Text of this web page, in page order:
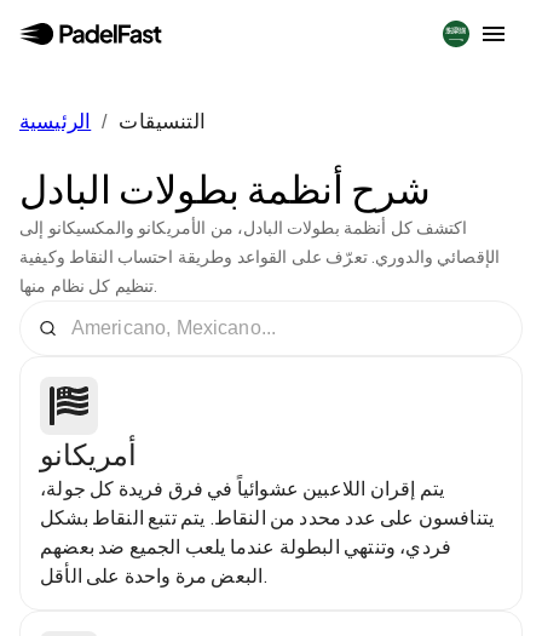
الرئيسية / التنسيقات
شرح أنظمة بطولات البادل
اكتشف كل أنظمة بطولات البادل، من الأمريكانو والمكسيكانو إلى
الإقصائي والدوري. تعرّف على القواعد وطريقة احتساب النقاط وكيفية
تنظيم كل نظام منها.
أمريكانو
يتم إقران اللاعبين عشوائياً في فرق فريدة كل جولة،
يتنافسون على عدد محدد من النقاط. يتم تتبع النقاط بشكل
فردي، وتنتهي البطولة عندما يلعب الجميع ضد بعضهم
البعض مرة واحدة على الأقل.